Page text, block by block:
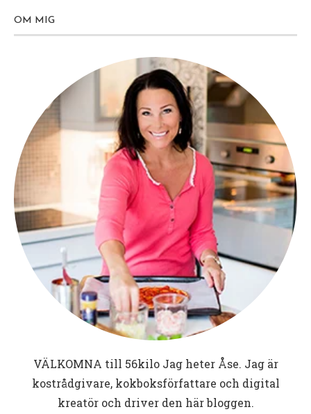
OM MIG
VÄLKOMNA till 56kiloJag heter Åse. Jag är
kostrådgivare, kokboksförfattare och digital
kreatör och driver den här bloggen.